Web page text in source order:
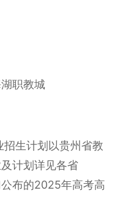
职教城
生计划以贵州省教
计划详见各省
公布的2025年高考高